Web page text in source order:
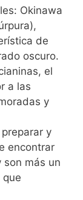
Okinawa
de
oscuro.
el
a las
y
y
encontrar
son más un
que